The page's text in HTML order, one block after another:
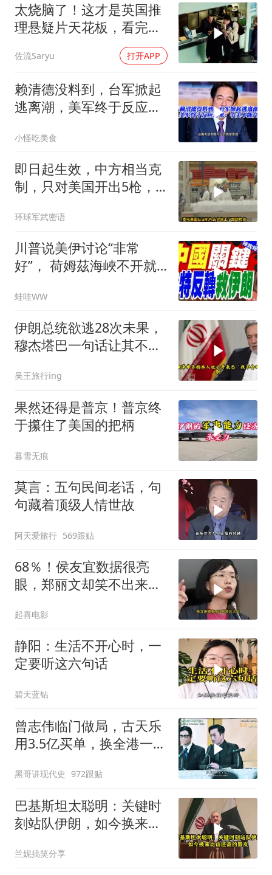
太烧脑了！这才是英国推
理悬疑片天花板，看完才
佐流Saryu 打开APP
赖清德没料到，台军掀起
逃离潮，美军终于反应过
小怪吃美食
即日起生效，中方相当克
制，只对美国开出5枪，
环球军武密语
川普说美伊讨论“非常
好”， 荷姆茲海峽不开就
谢寒冰｜辣晚报20260805
蛙哇WW
伊朗总统欲逃28次未果，
穆杰塔巴一句话让其不敢
吴王旅行ing
果然还得是普京！普京终
于攥住了美国的把柄
暮雪无痕
莫言：五句民间老话，句
句藏着顶级人情世故
阿天爱旅行 569跟贴
68％！侯友宜数据很亮
眼，郑丽文却笑不出来
起喜电影
静阳：生活不开心时，一
定要听这六句话
碧天蓝钻
曾志伟临门做局，古天乐
用3.5亿买单，换全港一声
黑哥讲现代史 972跟贴
巴基斯坦太聪明：关键时
刻站队伊朗，如今换来比
兰妮搞笑分享